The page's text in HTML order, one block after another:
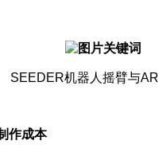
SEEDER机器人摇臂与
作成本